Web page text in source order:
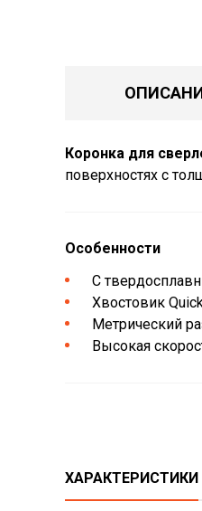
Коронка для
поверхностях с
Особенности
С
Хвостовик
Метрический
Высокая
ХАРАКТЕРИСТИКИ